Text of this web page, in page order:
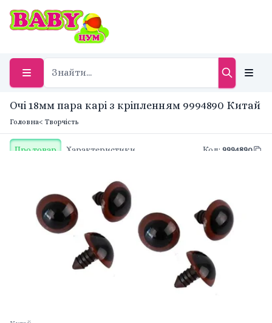
Очі 18мм пара карі з кріпленням 9994890 Китай
Головна< Творчість
Про товар Характеристики Код: 9994890